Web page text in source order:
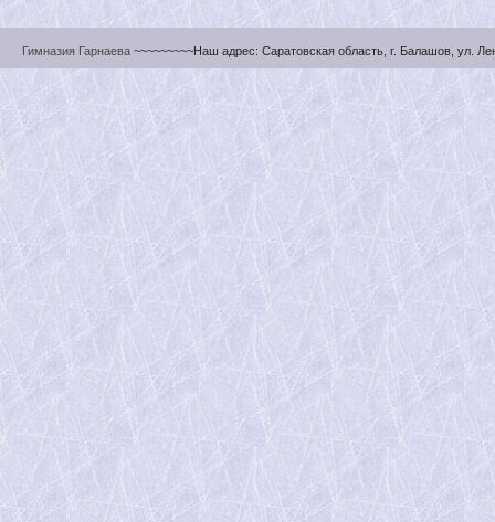
Гимназия Гарнаева ~~~~~~~~~Наш адрес: Саратовская область, г. Балашов, ул.